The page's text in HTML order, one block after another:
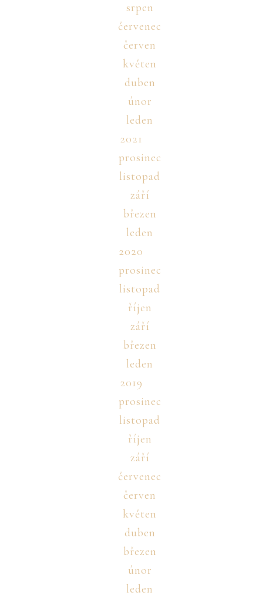
srpen
červenec
červen
květen
duben
únor
leden
2021
prosinec
listopad
září
březen
leden
2020
prosinec
listopad
říjen
září
březen
leden
2019
prosinec
listopad
říjen
září
červenec
červen
květen
duben
březen
únor
leden